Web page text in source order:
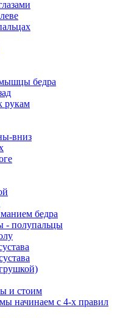
мышцы бедра
рукам
вниз
бедра
- полупальцы
и стоим
начинаем с 4-х правил